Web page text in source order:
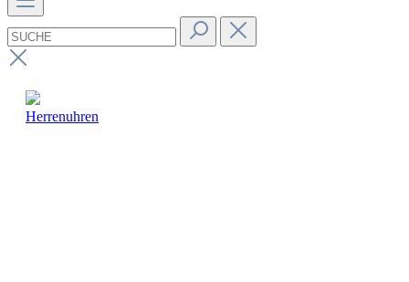
Herrenuhren